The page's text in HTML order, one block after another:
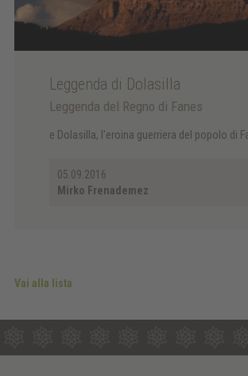
Leggenda di Dolasilla
Leggenda del Regno di Fanes
e Dolasilla, l'eroina guerriera del popolo di
05.09.2016
Mirko Frenademez
Vai alla lista